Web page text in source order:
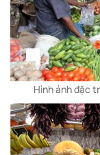
Hình ảnh đặc